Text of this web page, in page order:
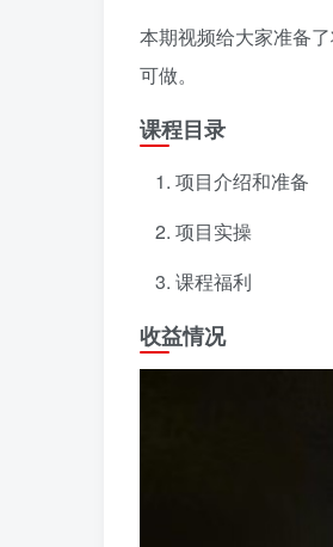
本期视频给大家准备
可做。
课程目录
项目介绍和准备
项目实操
课程福利
收益情况